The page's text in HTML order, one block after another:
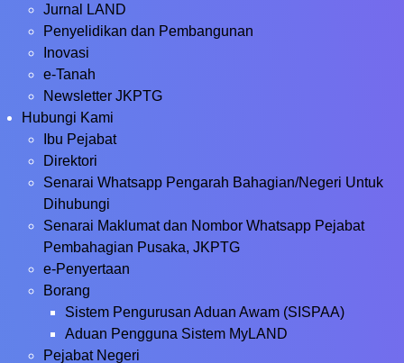
Jurnal LAND
Penyelidikan dan Pembangunan
Inovasi
e-Tanah
Newsletter JKPTG
Hubungi Kami
Ibu Pejabat
Direktori
Senarai Whatsapp Pengarah Bahagian/Negeri Untuk
Dihubungi
Senarai Maklumat dan Nombor Whatsapp Pejabat
Pembahagian Pusaka, JKPTG
e-Penyertaan
Borang
Sistem Pengurusan Aduan Awam (SISPAA)
Aduan Pengguna Sistem MyLAND
Pejabat Negeri